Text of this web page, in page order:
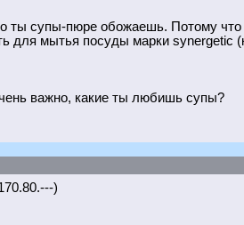
ты супы-пюре обожаешь. Потому что
для мытья посуды марки synergetic
важно, какие ты любишь супы?
)